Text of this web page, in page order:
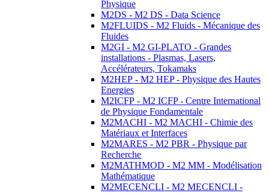
Physique
M2DS - M2 DS - Data Science
M2FLUIDS - M2 Fluids - Mécanique des
Fluides
M2GI - M2 GI-PLATO - Grandes
installations - Plasmas, Lasers,
Accélérateurs, Tokamaks
M2HEP - M2 HEP - Physique des Hautes
Energies
M2ICFP - M2 ICFP - Centre International
de Physique Fondamentale
M2MACHI - M2 MACHI - Chimie des
Matériaux et Interfaces
M2MARES - M2 PBR - Physique par
Recherche
M2MATHMOD - M2 MM - Modélisation
Mathématique
M2MECENCLI - M2 MECENCLI -